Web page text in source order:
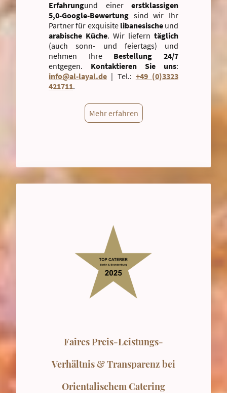
Erfahrungund einer erstklassigen
5,0-Google-Bewertung sind wir Ihr
Partner für exquisite libanesischeund
arabische Küche. Wir liefern täglich
(auch sonn- und feiertags) und
nehmen Ihre Bestellung 24/7
entgegen. Kontaktieren Sie uns:
info@al-layal.de | Tel.: +49 (0)3323
421711.
Mehr erfahren
Faires Preis-Leistungs-
Verhältnis & Transparenz bei
Orientalischem Catering